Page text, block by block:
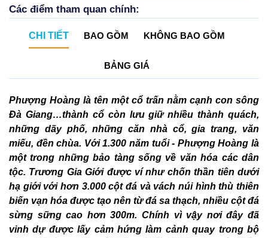
Các điểm tham quan chính:
CHI TIẾT BAO GỒM KHÔNG BAO GỒM
BẢNG GIÁ
Phượng Hoàng là tên một cổ trấn nằm cạnh con sông
Đà Giang…thành cổ còn lưu giữ nhiều thành quách,
những dãy phố, những căn nhà cổ, gia trang, văn
miếu, đền chùa. Với 1.300 năm tuổi - Phượng Hoàng là
một trong những bảo tàng sống về văn hóa các dân
tộc. Trương Gia Giới được ví như chốn thần tiên dưới
hạ giới với hơn 3.000 cột đá và vách núi hình thù thiên
biến vạn hóa được tạo nên từ đá sa thạch, nhiều cột đá
sừng sững cao hơn 300m. Chính vì vậy nơi đây đã
vinh dự được lấy cảm hứng làm cảnh quay trong bộ